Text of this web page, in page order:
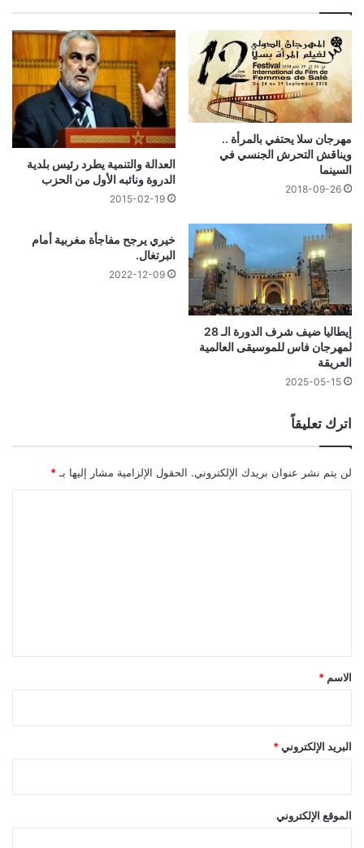
مهرجان سلا يحتفي بالمرأة ..
ويناقش التحرش الجنسي في
السينما
2018-09-26
العدالة والتنمية يطرد رئيس بلدية
الدروة ونائبه الأول من الحزب
2015-02-19
إيطاليا ضيف شرف الدورة الـ 28
لمهرجان فاس للموسيقى العالمية
العريقة
2025-05-15
خيري يرجح مفاجأة مغربية أمام
البرتغال.
2022-12-09
اترك تعليقاً
لن يتم نشر عنوان بريدك الإلكتروني. الحقول الإلزامية مشار إليها بـ *
*
الاسم *
البريد الإلكتروني *
الموقع الإلكتروني